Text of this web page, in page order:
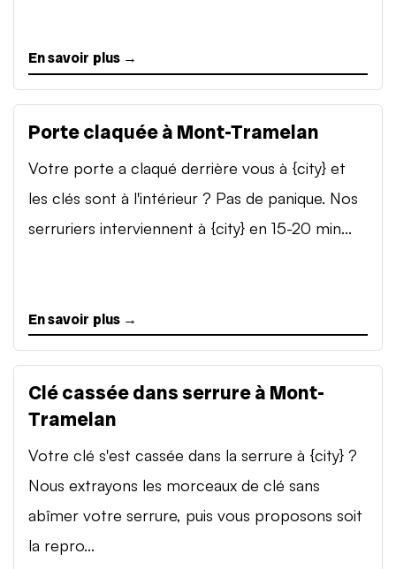
En savoir plus →
Porte claquée à Mont-Tramelan
Votre porte a claqué derrière vous à {city} et
les clés sont à l'intérieur ? Pas de panique. Nos
serruriers interviennent à {city} en 15-20 min...
En savoir plus →
Clé cassée dans serrure à Mont-
Tramelan
Votre clé s'est cassée dans la serrure à {city} ?
Nous extrayons les morceaux de clé sans
abîmer votre serrure, puis vous proposons soit
la repro...